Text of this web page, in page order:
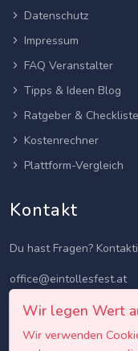
Datenschutz
Impressum
FAQ Veranstalter
Tipps & Ideen Blog
Ratgeber &
Kostenrechner
Plattform-Vergleich
Kontakt
Du hast Fragen?
office@eintollesfest.at
Wir legen Wert
Wir verwenden